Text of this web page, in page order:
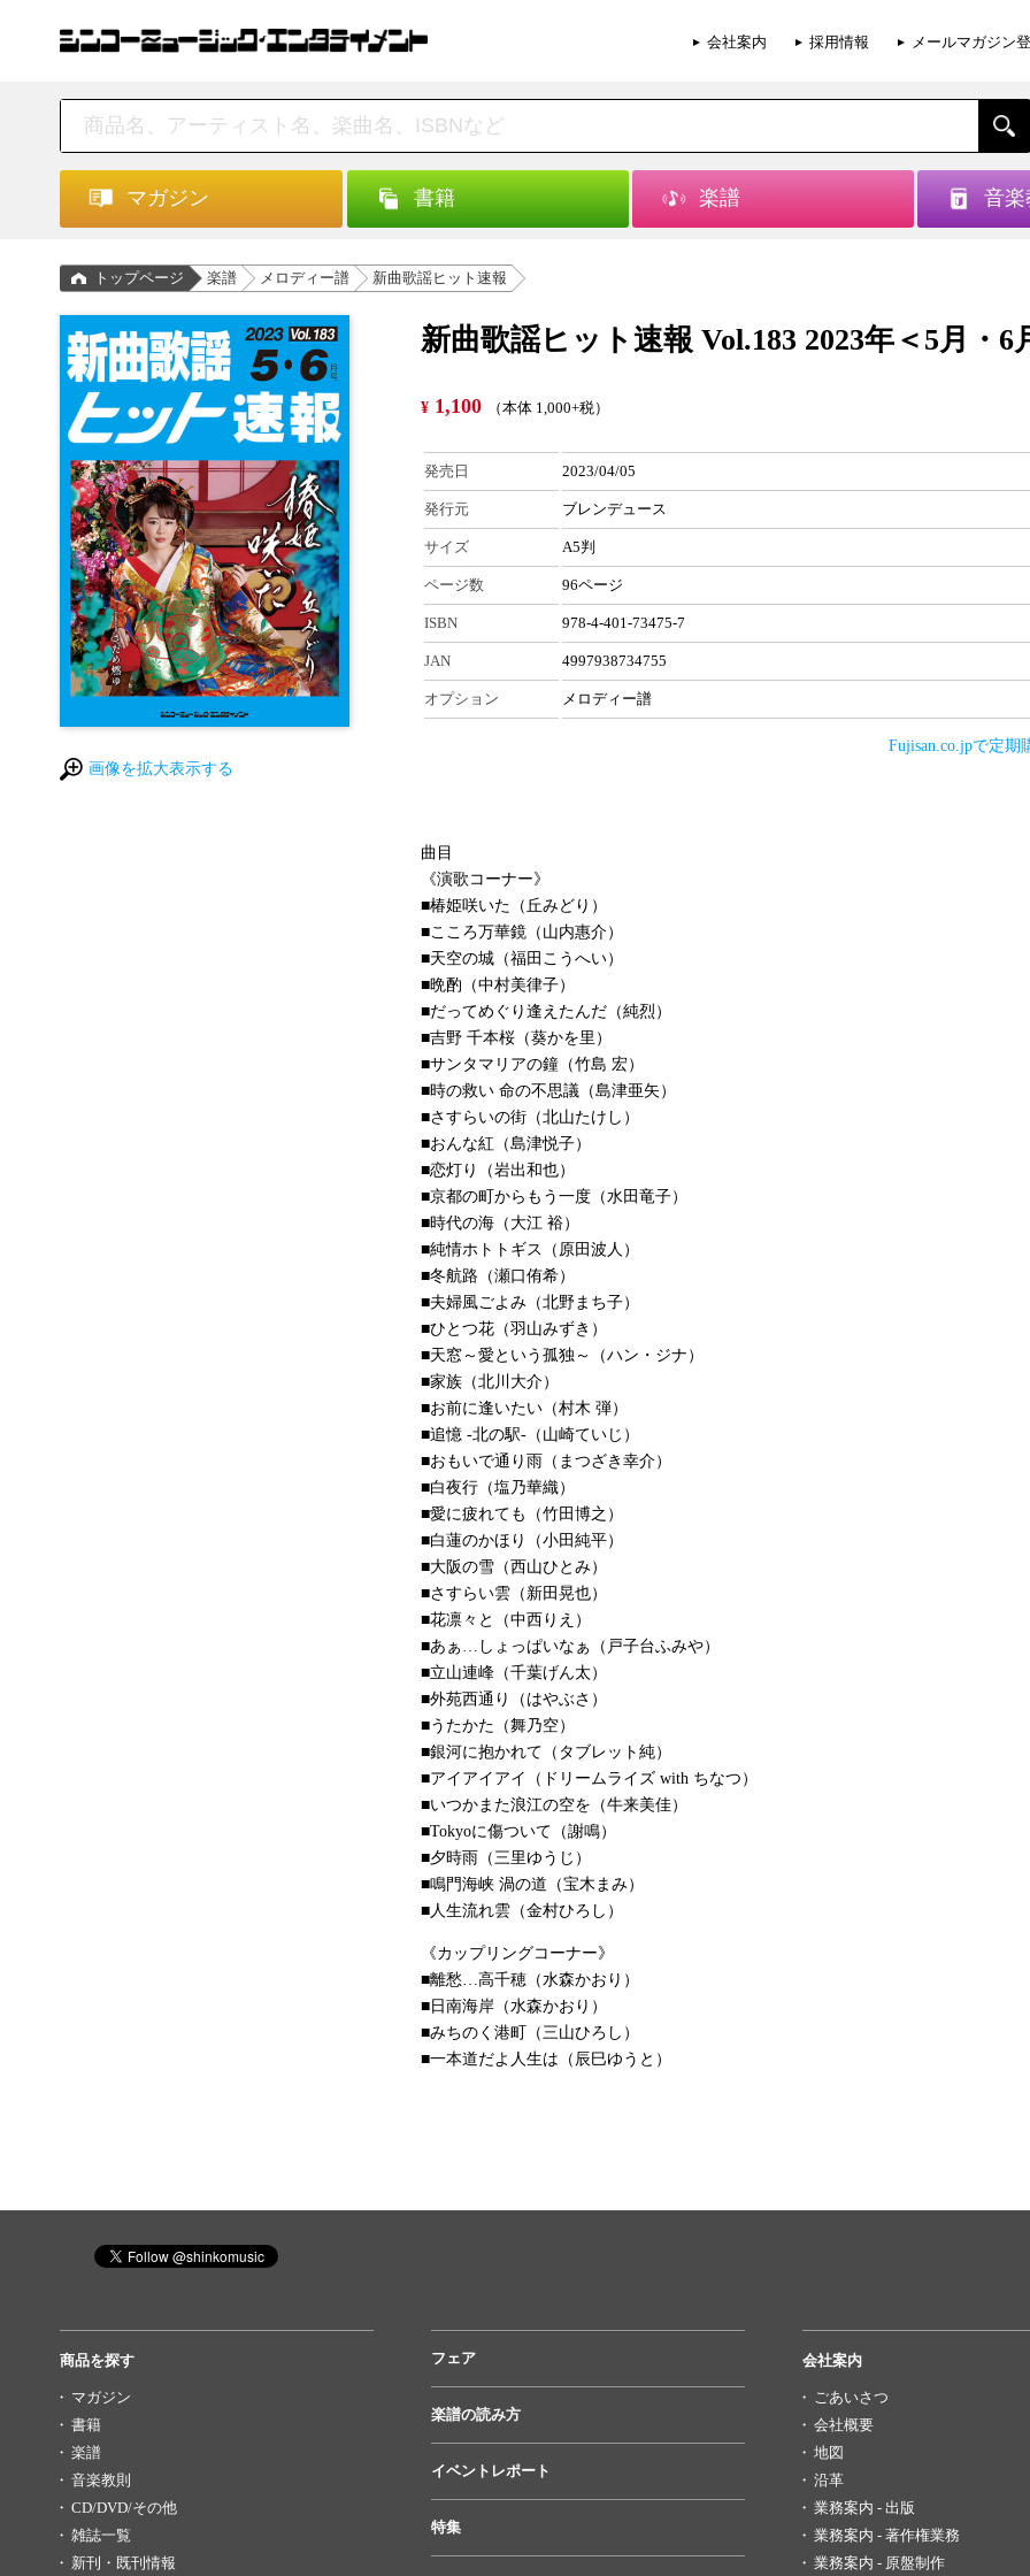
会社案内 採用情報 メールマガジン
マガジン 書籍 楽譜 音楽
トップページ 楽譜 メロディー譜 新曲歌謡ヒット速報
画像を拡大表示する
新曲歌謡ヒット速報 Vol.183 2023年＜5月・6
¥ 1,100 （本体 1,000+税）
発売日 2023/04/05
発行元 ブレンデュース
サイズ A5判
ページ数 96ページ
ISBN 978-4-401-73475-7
JAN 4997938734755
オプション メロディー譜
Fujisan.co.jpで定期
曲目
《演歌コーナー》
■椿姫咲いた（丘みどり）
■こころ万華鏡（山内惠介）
■天空の城（福田こうへい）
■晩酌（中村美律子）
■だってめぐり逢えたんだ（純烈）
■吉野 千本桜（葵かを里）
■サンタマリアの鐘（竹島 宏）
■時の救い 命の不思議（島津亜矢）
■さすらいの街（北山たけし）
■おんな紅（島津悦子）
■恋灯り（岩出和也）
■京都の町からもう一度（水田竜子）
■時代の海（大江 裕）
■純情ホトトギス（原田波人）
■冬航路（瀬口侑希）
■夫婦風ごよみ（北野まち子）
■ひとつ花（羽山みずき）
■天窓～愛という孤独～（ハン・ジナ）
■家族（北川大介）
■お前に逢いたい（村木 弾）
■追憶 -北の駅-（山崎ていじ）
■おもいで通り雨（まつざき幸介）
■白夜行（塩乃華織）
■愛に疲れても（竹田博之）
■白蓮のかほり（小田純平）
■大阪の雪（西山ひとみ）
■さすらい雲（新田晃也）
■花凛々と（中西りえ）
■あぁ…しょっぱいなぁ（戸子台ふみや）
■立山連峰（千葉げん太）
■外苑西通り（はやぶさ）
■うたかた（舞乃空）
■銀河に抱かれて（タブレット純）
■アイアイアイ（ドリームライズ with ちなつ）
■いつかまた浪江の空を（牛来美佳）
■Tokyoに傷ついて（謝鳴）
■夕時雨（三里ゆうじ）
■鳴門海峡 渦の道（宝木まみ）
■人生流れ雲（金村ひろし）
《カップリングコーナー》
■離愁…高千穂（水森かおり）
■日南海岸（水森かおり）
■みちのく港町（三山ひろし）
■一本道だよ人生は（辰巳ゆうと）
商品を探す
マガジン
書籍
楽譜
音楽教則
CD/DVD/その他
雑誌一覧
新刊・既刊情報
フェア
楽譜の読み方
イベントレポート
特集
会社案内
ごあいさつ
会社概要
地図
沿革
業務案内 - 出版
業務案内 - 著作権業務
業務案内 - 原盤制作